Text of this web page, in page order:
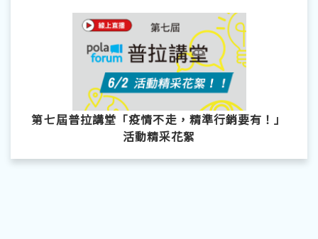
第七屆普拉講堂「疫情不走，精準行銷要有！」
活動精采花絮